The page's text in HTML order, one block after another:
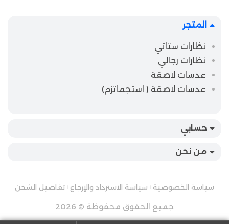
المتجر
نظارات ستاتي
نظارات رجالي
عدسات لاصقة
عدسات لاصقة ( استجماتزم)
حسابي
من نحن
سياسة الخصوصية سياسة الاسترداد والإرجاع تفاصيل الشحن
جميع الحقوق محفوظة © 2026